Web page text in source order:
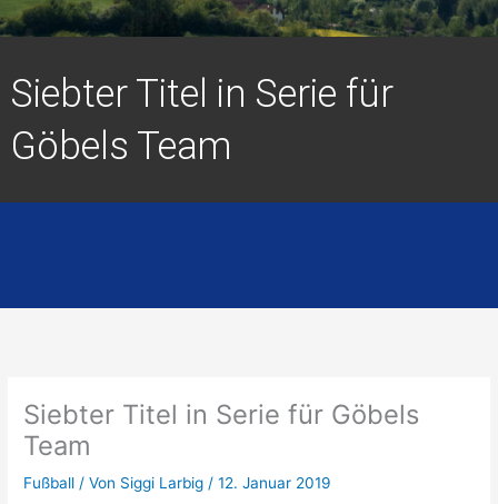
Siebter Titel in Serie für
Göbels Team
Siebter Titel in Serie für Göbels
Team
Fußball / Von Siggi Larbig/12. Januar 2019